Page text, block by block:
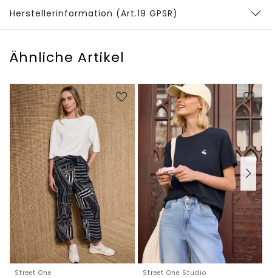
Herstellerinformation (Art.19 GPSR)
Ähnliche Artikel
Street One Street One Studio